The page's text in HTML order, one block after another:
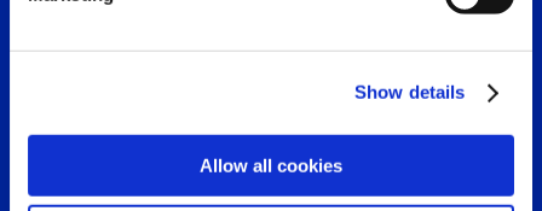
Show details
Allow all cookies